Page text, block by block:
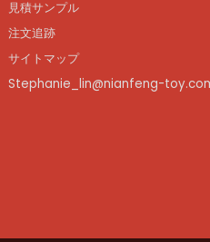
見積サンプル
注文追跡
サイトマップ
Stephanie_lin@nianfeng-